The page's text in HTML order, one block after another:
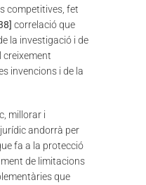
competitives, fet
correlació que
la investigació i de
creixement
invencions i de la
millorar i
andorrà per
fa a la protecció
ment de limitacions
que